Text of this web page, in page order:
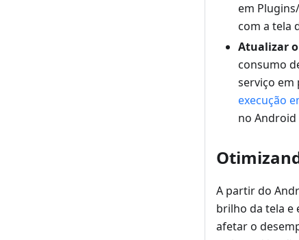
em
com a tela
Atualizar
consumo
serviço em
execução
no Android
A partir do
brilho da tela e
afetar o